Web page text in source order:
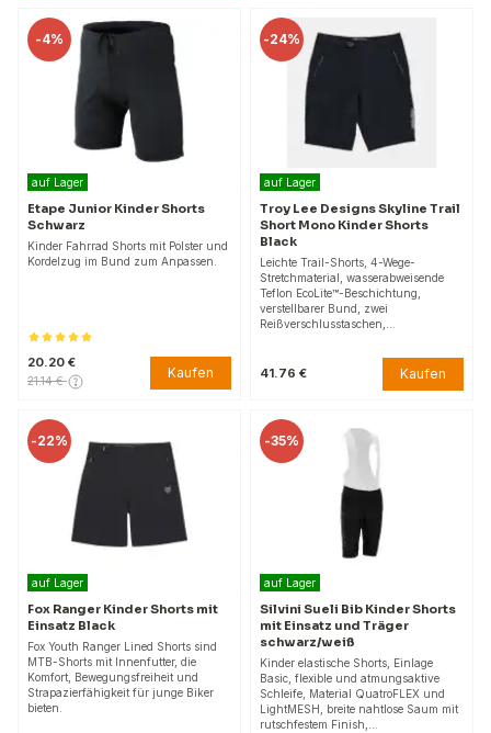
-4%
auf Lager
Etape Junior Kinder Shorts
Schwarz
Kinder Fahrrad Shorts mit Polster und
Kordelzug im Bund zum Anpassen.
20.20 €
21.14 € Kaufen
-24%
auf Lager
Troy Lee Designs Skyline Trail
Short Mono Kinder Shorts
Black
Leichte Trail-Shorts, 4-Wege-
Stretchmaterial, wasserabweisende
Teflon EcoLite™-Beschichtung,
verstellbarer Bund, zwei
Reißverschlusstaschen,…
41.76 € Kaufen
-22%
auf Lager
Fox Ranger Kinder Shorts mit
Einsatz Black
Fox Youth Ranger Lined Shorts sind
MTB-Shorts mit Innenfutter, die
Komfort, Bewegungsfreiheit und
Strapazierfähigkeit für junge Biker
bieten.
-35%
auf Lager
Silvini Sueli Bib Kinder Shorts
mit Einsatz und Träger
schwarz/weiß
Kinder elastische Shorts, Einlage
Basic, flexible und atmungsaktive
Schleife, Material QuatroFLEX und
LightMESH, breite nahtlose Saum mit
rutschfestem Finish,…